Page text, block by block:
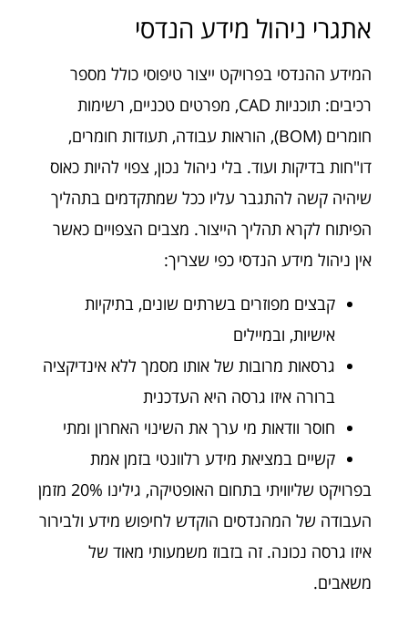
אתגרי ניהול מידע הנדסי
המידע ההנדסי בפרויקט ייצור טיפוסי כולל מספר
רכיבים: תוכניות CAD, מפרטים טכניים, רשימות
חומרים (BOM), הוראות עבודה, תעודות חומרים,
דו"חות בדיקות ועוד. בלי ניהול נכון, צפוי להיות כאוס
שיהיה קשה להתגבר עליו ככל שמתקדמים בתהליך
הפיתוח לקרא תהליך הייצור. מצבים הצפויים כאשר
אין ניהול מידע הנדסי כפי שצריך:
קבצים מפוזרים בשרתים שונים, בתיקיות
אישיות, ובמיילים
גרסאות מרובות של אותו מסמך ללא אינדיקציה
ברורה איזו גרסה היא העדכנית
חוסר וודאות מי ערך את השינוי האחרון ומתי
קשיים במציאת מידע רלוונטי בזמן אמת
בפרויקט שליוויתי בתחום האופטיקה, גילינו 20% מזמן
העבודה של המהנדסים הוקדש לחיפוש מידע ולבירור
איזו גרסה נכונה. זה בזבוז משמעותי מאוד של
משאבים.